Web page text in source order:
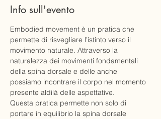
Info sull'evento
Embodied movement è un pratica che
permette di risvegliare l’istinto verso il
movimento naturale. Attraverso la
naturalezza dei movimenti fondamentali
della spina dorsale e delle anche
possiamo incontrare il corpo nel momento
presente aldilà delle aspettative.
Questa pratica permette non solo di
portare in equilibrio la spina dorsale